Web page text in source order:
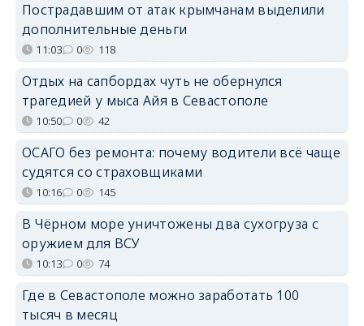
Пострадавшим от атак крымчанам выделили
дополнительные деньги
11:03 0 118
Отдых на сапбордах чуть не обернулся
трагедией у мыса Айя в Севастополе
10:50 0 42
ОСАГО без ремонта: почему водители всё чаще
судятся со страховщиками
10:16 0 145
В Чёрном море уничтожены два сухогруза с
оружием для ВСУ
10:13 0 74
Где в Севастополе можно заработать 100
тысяч в месяц